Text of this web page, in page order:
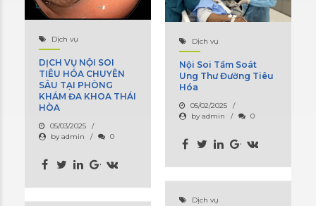
Dịch vụ
DỊCH VỤ NỘI SOI
TIÊU HÓA CHUYÊN
SÂU TẠI PHÒNG
KHÁM ĐA KHOA THÁI
HÒA
05/03/2025
by admin
0
Dịch vụ
Nội Soi Tầm Soát
Ung Thư Đường Tiêu
Hóa
05/02/2025
by admin
0
Dịch vụ